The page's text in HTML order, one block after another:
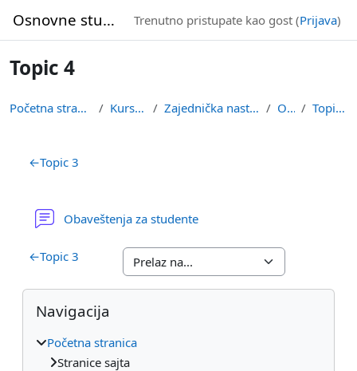
Osnovne studije Trenutno pristupate kao gost (Prijava)
Topic 4
Početna stranica Kursevi Zajednička nastava OSI Topic 4
Pregled sekcija
←Topic 3
Obaveštenja za studente
←Topic 3
Blokovi
Preskoči Navigacija
Navigacija
Početna stranica
Stranice sajta